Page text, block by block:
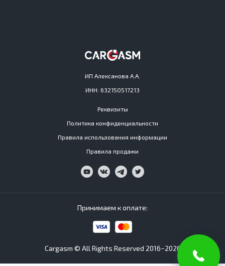
ИП Алексанова А.А.
ИНН: 632150517213
Реквизиты
Политика конфиденциальности
Правила использования информации
Правила продажи
Cargasm © All Rights Reserved 2016−2026
Принимаем к оплате: